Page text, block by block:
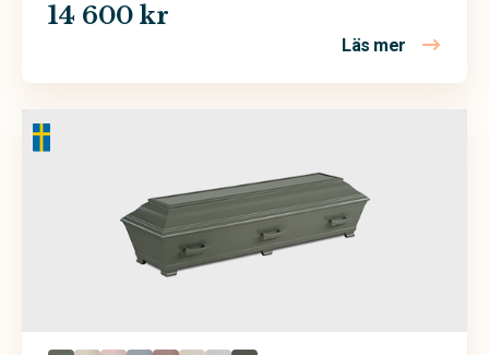
14 600 kr
Läs mer om